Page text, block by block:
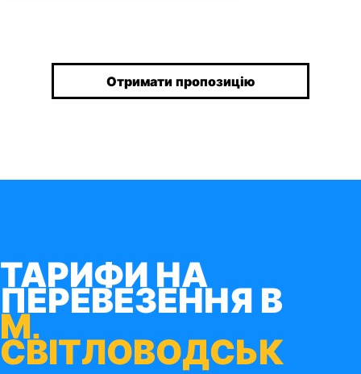
Отримати пропозицію
ТАРИФИ НА
ПЕРЕВЕЗЕННЯ В
М.
СВІТЛОВОДСЬК